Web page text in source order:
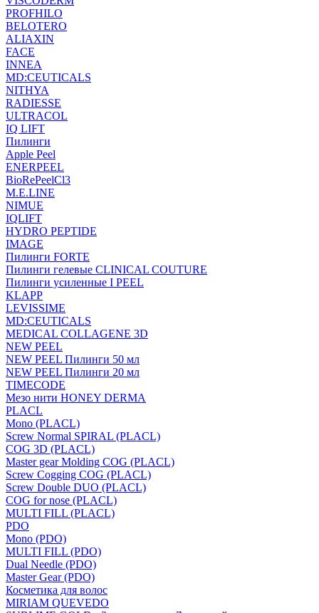
PROFHILO
BELOTERO
ALIAXIN
FACE
INNEA
MD:CEUTICALS
NITHYA
RADIESSE
ULTRACOL
IQ LIFT
Пилинги
Apple Peel
ENERPEEL
BioRePeelCl3
M.E.LINE
NIMUE
IQLIFT
HYDRO PEPTIDE
IMAGE
Пилинги FORTE
Пилинги гелевые CLINICAL COUTURE
Пилинги усиленные I PEEL
KLAPP
LEVISSIME
MD:CEUTICALS
MEDICAL COLLAGENE 3D
NEW PEEL
NEW PEEL Пилинги 50 мл
NEW PEEL Пилинги 20 мл
TIMECODE
Мезо нити HONEY DERMA
PLACL
Mono (PLACL)
Screw Normal SPIRAL (PLACL)
COG 3D (PLACL)
Master gear Molding COG (PLACL)
Screw Cogging COG (PLACL)
Screw Double DUO (PLACL)
COG for nose (PLACL)
MULTI FILL (PLACL)
PDO
Mono (PDO)
MULTI FILL (PDO)
Dual Needle (PDO)
Master Gear (PDO)
Косметика для волос
MIRIAM QUEVEDO